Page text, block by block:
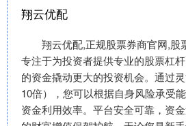
翔云优配
翔云优配,正规股票券商官网,股
专注于为投资者提供专业的股票杠
的资金撬动更大的投资机会。通过
10倍），您可以根据自身风险承受
资金利用效率。平台安全可靠，资